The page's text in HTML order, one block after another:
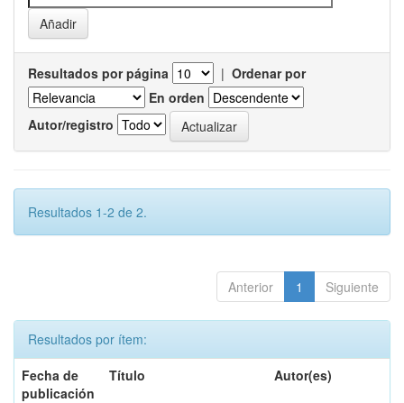
Resultados por página | Ordenar por
En orden
Autor/registro
Resultados 1-2 de 2.
Anterior 1 Siguiente
Resultados por ítem:
Fecha de
publicación
Título Autor(es)